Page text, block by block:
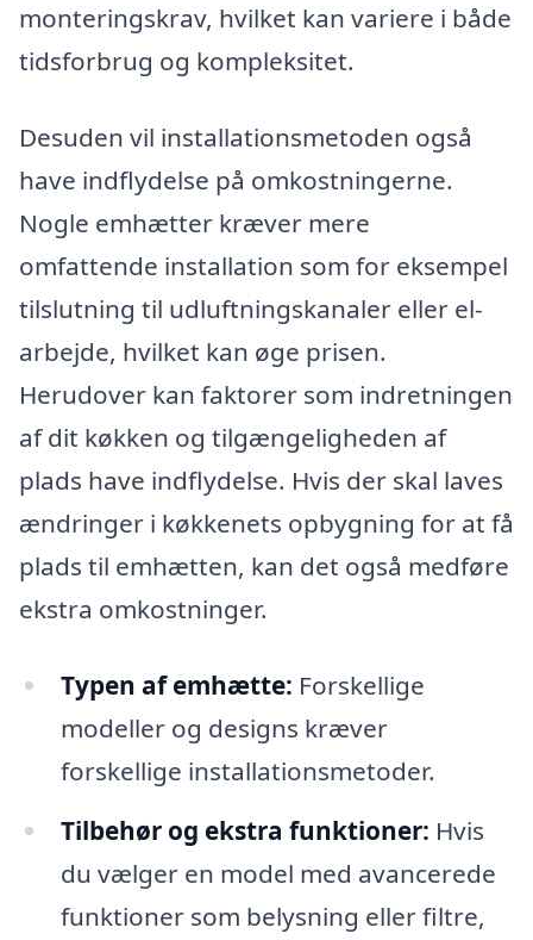
monteringskrav, hvilket kan variere i både
tidsforbrug og kompleksitet.
Desuden vil installationsmetoden også
have indflydelse på omkostningerne.
Nogle emhætter kræver mere
omfattende installation som for eksempel
tilslutning til udluftningskanaler eller el-
arbejde, hvilket kan øge prisen.
Herudover kan faktorer som indretningen
af dit køkken og tilgængeligheden af
plads have indflydelse. Hvis der skal laves
ændringer i køkkenets opbygning for at få
plads til emhætten, kan det også medføre
ekstra omkostninger.
Typen af emhætte: Forskellige
modeller og designs kræver
forskellige installationsmetoder.
Tilbehør og ekstra funktioner: Hvis
du vælger en model med avancerede
funktioner som belysning eller filtre,